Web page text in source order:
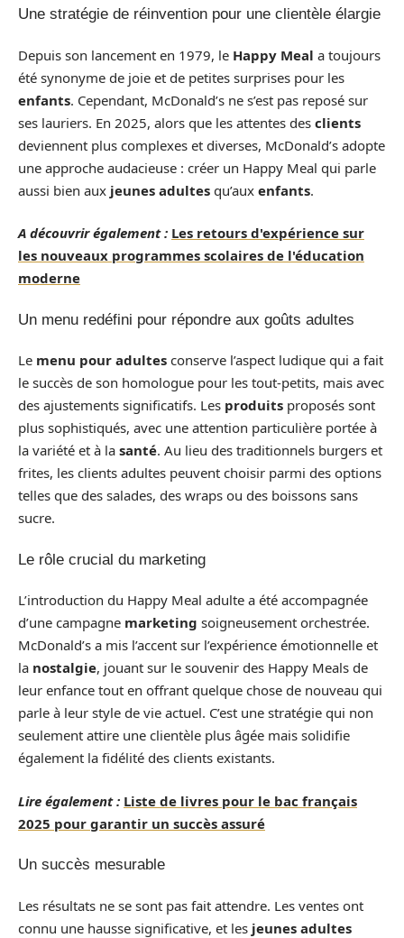
Une stratégie de réinvention pour une clientèle élargie
Depuis son lancement en 1979, le Happy Meal a toujours
été synonyme de joie et de petites surprises pour les
enfants. Cependant, McDonald’s ne s’est pas reposé sur
ses lauriers. En 2025, alors que les attentes des clients
deviennent plus complexes et diverses, McDonald’s adopte
une approche audacieuse : créer un Happy Meal qui parle
aussi bien aux jeunes adultes qu’aux enfants.
A découvrir également : Les retours d'expérience sur
les nouveaux programmes scolaires de l'éducation
moderne
Un menu redéfini pour répondre aux goûts adultes
Le menu pour adultes conserve l’aspect ludique qui a fait
le succès de son homologue pour les tout-petits, mais avec
des ajustements significatifs. Les produits proposés sont
plus sophistiqués, avec une attention particulière portée à
la variété et à la santé. Au lieu des traditionnels burgers et
frites, les clients adultes peuvent choisir parmi des options
telles que des salades, des wraps ou des boissons sans
sucre.
Le rôle crucial du marketing
L’introduction du Happy Meal adulte a été accompagnée
d’une campagne marketing soigneusement orchestrée.
McDonald’s a mis l’accent sur l’expérience émotionnelle et
la nostalgie, jouant sur le souvenir des Happy Meals de
leur enfance tout en offrant quelque chose de nouveau qui
parle à leur style de vie actuel. C’est une stratégie qui non
seulement attire une clientèle plus âgée mais solidifie
également la fidélité des clients existants.
Lire également : Liste de livres pour le bac français
2025 pour garantir un succès assuré
Un succès mesurable
Les résultats ne se sont pas fait attendre. Les ventes ont
connu une hausse significative, et les jeunes adultes